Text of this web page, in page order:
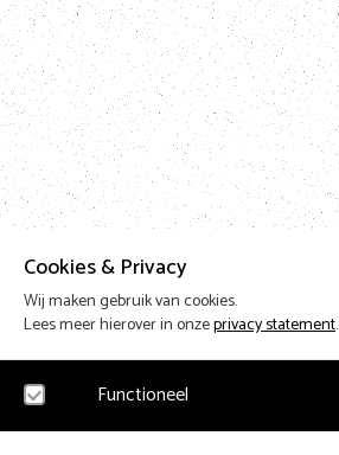
Cookies & Privacy
Wij maken gebruik van cookies.
Lees meer hierover in onzeprivacy statement.
Functioneel